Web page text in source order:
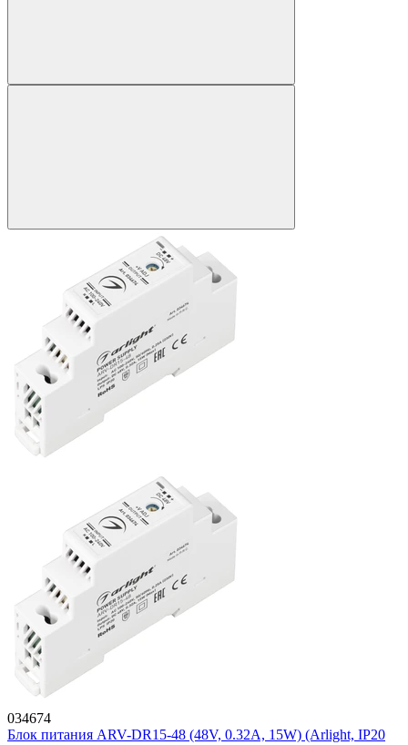
034674
Блок питания ARV-DR15-48 (48V, 0.32A, 15W) (Arlight, IP20